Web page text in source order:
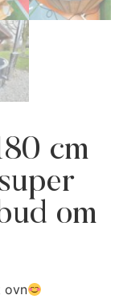
cm
om
ovn